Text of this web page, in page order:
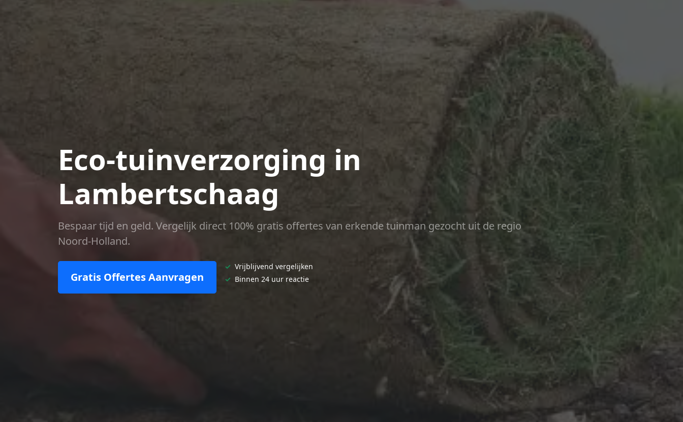
Eco-tuinverzorging in
Lambertschaag
Bespaar tijd en geld. Vergelijk direct 100% gratis offertes van erkende tuinman gezocht uit de regio
Noord-Holland.
Gratis Offertes Aanvragen
✓ Vrijblijvend vergelijken
✓ Binnen 24 uur reactie